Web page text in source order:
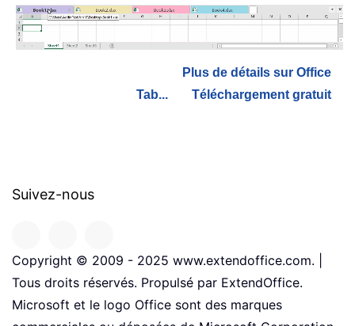
Plus de détails sur Office
Tab...
Téléchargement gratuit
Suivez-nous
Copyright © 2009 - 2025 www.extendoffice.com. |
Tous droits réservés. Propulsé par ExtendOffice.
Microsoft et le logo Office sont des marques